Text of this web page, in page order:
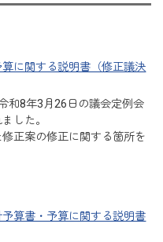
に関する説明書（修正議決
和8年3月26日の議会定例会
した。
正案の修正に関する箇所を
算書・予算に関する説明書